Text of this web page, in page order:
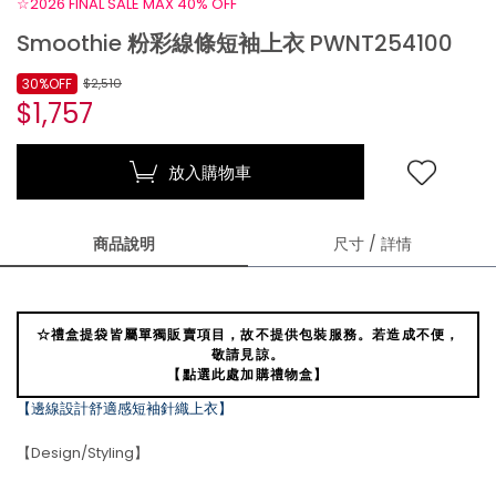
Smoothie 粉彩線條短袖上衣 PWNT254100
$2,510
$1,757
30%OFF
放入購物車
商品說明 尺寸 / 詳情
☆禮盒提袋皆屬單獨販賣項目，故不提供包裝服務。若造成不便，
敬請見諒。
【點選此處加購禮物盒】
【邊線設計舒適感短袖針織上衣】
【Design/Styling】